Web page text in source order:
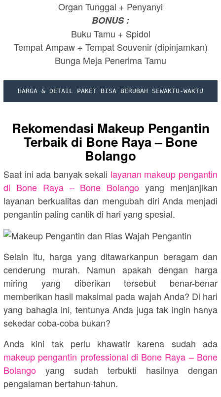
Organ Tunggal + Penyanyi
BONUS :
Buku Tamu + Spidol
Tempat Ampaw + Tempat Souvenir (dipinjamkan)
Bunga Meja Penerima Tamu
HARGA & DETAIL PAKET BISA BERUBAH SEWAKTU-WAKTU
Rekomendasi Makeup Pengantin
Terbaik di Bone Raya – Bone
Bolango
Saat ini ada banyak sekali layanan makeup pengantin
di Bone Raya – Bone Bolango yang menjanjikan
layanan berkualitas dan mengubah diri Anda menjadi
pengantin paling cantik di hari yang spesial.
Selain itu, harga yang ditawarkanpun beragam dan
cenderung murah. Namun apakah dengan harga
miring yang diberikan tersebut benar-benar
memberikan hasil maksimal pada wajah Anda? Di hari
yang bahagia ini, tentunya Anda juga tak ingin hanya
sekedar coba-coba bukan?
Anda kini tak perlu khawatir karena sudah ada
makeup pengantin professional di Bone Raya – Bone
Bolango yang sudah terbukti hasilnya dengan
pengalaman bertahun-tahun.